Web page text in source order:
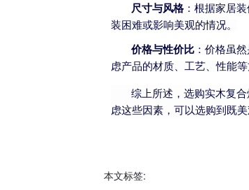
尺寸与风格 ：根据家居
装困难或影响美观的情况。
价格与性价比 ：价格虽
虑产品的材质、工艺、性能等
综上所述，选购实木复
虑这些因素，可以选购到既
本文标签: